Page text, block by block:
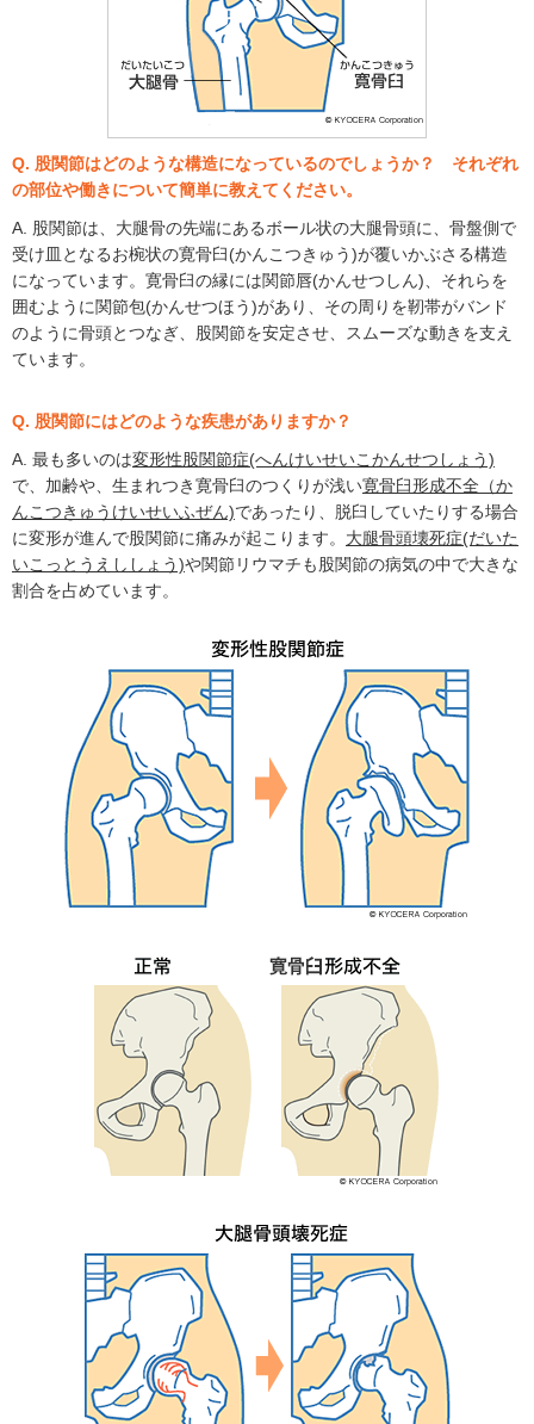
Q. 股関節はどのような構造になっているのでしょうか？ それぞれ
の部位や働きについて簡単に教えてください。
A. 股関節は、大腿骨の先端にあるボール状の大腿骨頭に、骨盤側で
受け皿となるお椀状の寛骨臼(かんこつきゅう)が覆いかぶさる構造
になっています。寛骨臼の縁には関節唇(かんせつしん)、それらを
囲むように関節包(かんせつほう)があり、その周りを靭帯がバンド
のように骨頭とつなぎ、股関節を安定させ、スムーズな動きを支え
ています。
Q. 股関節にはどのような疾患がありますか？
A. 最も多いのは変形性股関節症(へんけいせいこかんせつしょう)
で、加齢や、生まれつき寛骨臼のつくりが浅い寛骨臼形成不全（か
んこつきゅうけいせいふぜん)であったり、脱臼していたりする場合
に変形が進んで股関節に痛みが起こります。 大腿骨頭壊死症(だいた
いこっとうえししょう)や関節リウマチも股関節の病気の中で大きな
割合を占めています。